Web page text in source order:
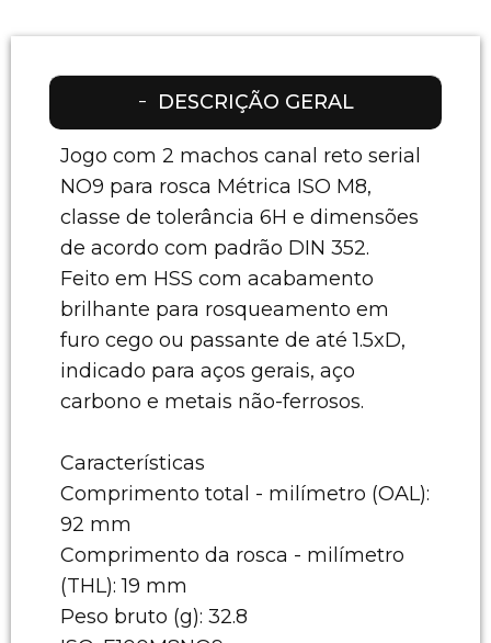
DESCRIÇÃO GERAL
Jogo com 2 machos canal reto serial
NO9 para rosca Métrica ISO M8,
classe de tolerância 6H e dimensões
de acordo com padrão DIN 352.
Feito em HSS com acabamento
brilhante para rosqueamento em
furo cego ou passante de até 1.5xD,
indicado para aços gerais, aço
carbono e metais não-ferrosos.
Características
Comprimento total - milímetro (OAL):
92 mm
Comprimento da rosca - milímetro
(THL): 19 mm
Peso bruto (g): 32.8